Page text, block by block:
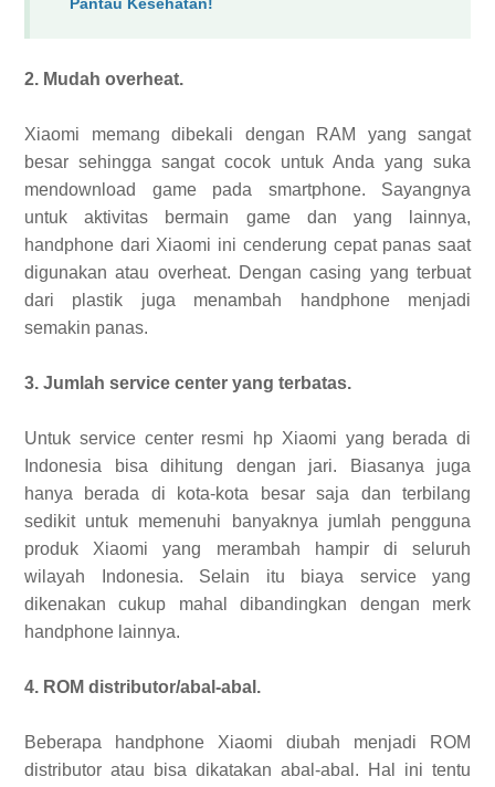
Pantau Kesehatan!
2. Mudah overheat.
Xiaomi memang dibekali dengan RAM yang sangat
besar sehingga sangat cocok untuk Anda yang suka
mendownload game pada smartphone. Sayangnya
untuk aktivitas bermain game dan yang lainnya,
handphone dari Xiaomi ini cenderung cepat panas saat
digunakan atau overheat. Dengan casing yang terbuat
dari plastik juga menambah handphone menjadi
semakin panas.
3. Jumlah service center yang terbatas.
Untuk service center resmi hp Xiaomi yang berada di
Indonesia bisa dihitung dengan jari. Biasanya juga
hanya berada di kota-kota besar saja dan terbilang
sedikit untuk memenuhi banyaknya jumlah pengguna
produk Xiaomi yang merambah hampir di seluruh
wilayah Indonesia. Selain itu biaya service yang
dikenakan cukup mahal dibandingkan dengan merk
handphone lainnya.
4. ROM distributor/abal-abal.
Beberapa handphone Xiaomi diubah menjadi ROM
distributor atau bisa dikatakan abal-abal. Hal ini tentu